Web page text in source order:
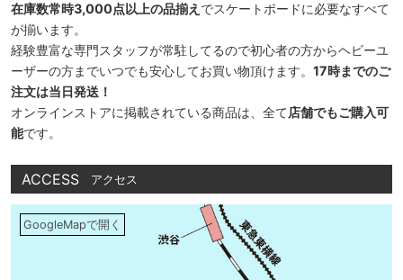
在庫数常時3,000点以上の品揃え でスケートボードに必要なすべて
が揃います。
経験豊富な専門スタッフが常駐してるので初心者の方からヘビーユ
ーザーの方までいつでも安心してお買い物頂けます。 17時までのご
注文は当日発送！
オンラインストアに掲載されている商品は、全て店舗でもご購入可
能です。
ACCESS アクセス
GoogleMapで開く